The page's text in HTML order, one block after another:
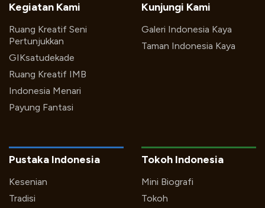
Kegiatan Kami
Ruang Kreatif Seni
Pertunjukkan
GIKsatudekade
Ruang Kreatif IMB
Indonesia Menari
Payung Fantasi
Kunjungi Kami
Galeri Indonesia Kaya
Taman Indonesia Kaya
Pustaka Indonesia
Kesenian
Tradisi
Tokoh Indonesia
Mini Biografi
Tokoh